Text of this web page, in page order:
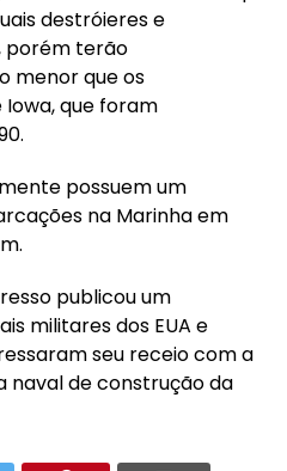
destróieres e
porém terão
menor que os
que foram
possuem um
na Marinha em
publicou um
militares dos EUA e
seu receio com a
naval de construção da